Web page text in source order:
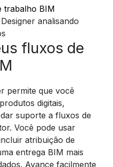
trabalho BIM
fluxos de
permite que você
digitais,
suporte a fluxos de
Você pode usar
atribuição de
entrega BIM mais
Avance facilmente